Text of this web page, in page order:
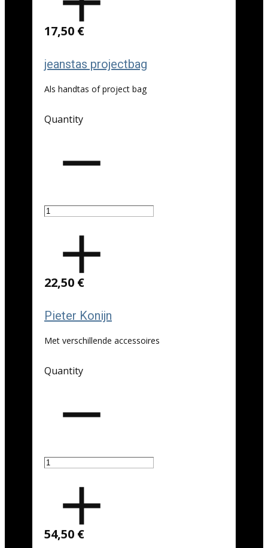
17,50 €
jeanstas projectbag
Als handtas of project bag
Quantity
22,50 €
Pieter Konijn
Met verschillende accessoires
Quantity
54,50 €